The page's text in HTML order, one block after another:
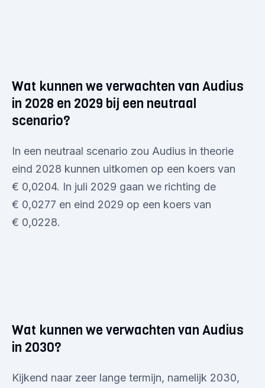
Wat kunnen we verwachten van Audius
in 2028 en 2029 bij een neutraal
scenario?
In een neutraal scenario zou Audius in theorie
eind 2028 kunnen uitkomen op een koers van
€ 0,0204. In juli 2029 gaan we richting de
€ 0,0277 en eind 2029 op een koers van
€ 0,0228.
Wat kunnen we verwachten van Audius
in 2030?
Kijkend naar zeer lange termijn, namelijk 2030,